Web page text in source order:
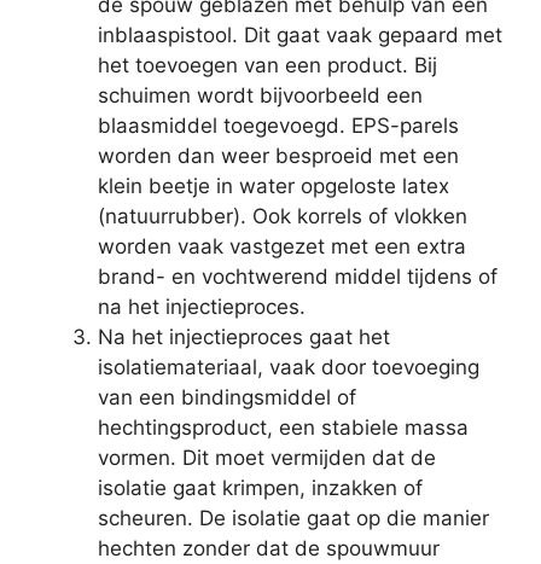
inblaaspistool. Dit gaat vaak gepaard met
het toevoegen van een product. Bij
schuimen wordt bijvoorbeeld een
blaasmiddel toegevoegd. EPS-parels
worden dan weer besproeid met een
klein beetje in water opgeloste latex
(natuurrubber). Ook korrels of vlokken
worden vaak vastgezet met een extra
brand- en vochtwerend middel tijdens of
na het injectieproces.
Na het injectieproces gaat het
isolatiemateriaal, vaak door toevoeging
van een bindingsmiddel of
hechtingsproduct, een stabiele massa
vormen. Dit moet vermijden dat de
isolatie gaat krimpen, inzakken of
scheuren. De isolatie gaat op die manier
hechten zonder dat de spouwmuur